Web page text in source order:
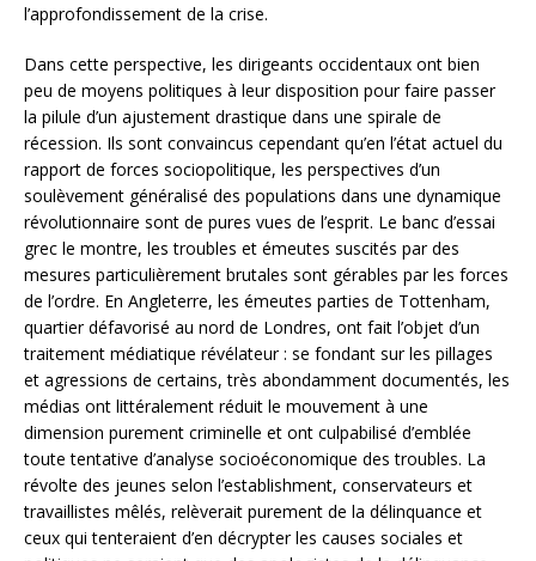
l’approfondissement de la crise.
Dans cette perspective, les dirigeants occidentaux ont bien
peu de moyens politiques à leur disposition pour faire passer
la pilule d’un ajustement drastique dans une spirale de
récession. Ils sont convaincus cependant qu’en l’état actuel du
rapport de forces sociopolitique, les perspectives d’un
soulèvement généralisé des populations dans une dynamique
révolutionnaire sont de pures vues de l’esprit. Le banc d’essai
grec le montre, les troubles et émeutes suscités par des
mesures particulièrement brutales sont gérables par les forces
de l’ordre. En Angleterre, les émeutes parties de Tottenham,
quartier défavorisé au nord de Londres, ont fait l’objet d’un
traitement médiatique révélateur : se fondant sur les pillages
et agressions de certains, très abondamment documentés, les
médias ont littéralement réduit le mouvement à une
dimension purement criminelle et ont culpabilisé d’emblée
toute tentative d’analyse socioéconomique des troubles. La
révolte des jeunes selon l’establishment, conservateurs et
travaillistes mêlés, relèverait purement de la délinquance et
ceux qui tenteraient d’en décrypter les causes sociales et